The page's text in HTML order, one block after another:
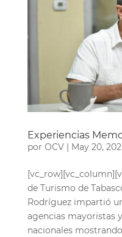
Experiencias
por OCV| May 20,
de Turismo de
Rodríguez impartió
agencias mayoristas
nacionales